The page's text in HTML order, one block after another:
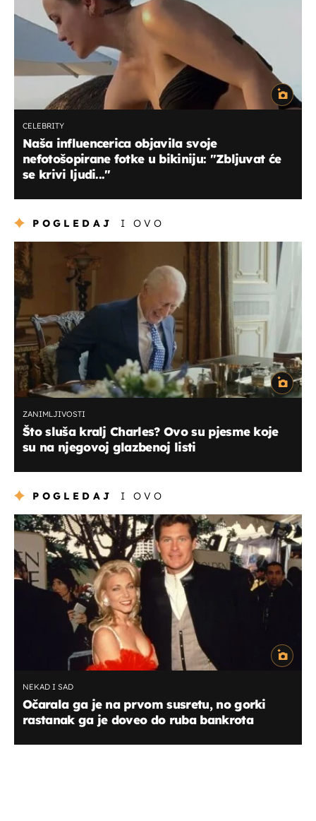
CELEBRITY
Naša influencerica objavila svoje
nefotošopirane fotke u bikiniju: "Zbljuvat će
se krivi ljudi..."
POGLEDAJ I OVO
ZANIMLJIVOSTI
Što sluša kralj Charles? Ovo su pjesme koje
su na njegovoj glazbenoj listi
POGLEDAJ I OVO
NEKAD I SAD
Očarala ga je na prvom susretu, no gorki
rastanak ga je doveo do ruba bankrota